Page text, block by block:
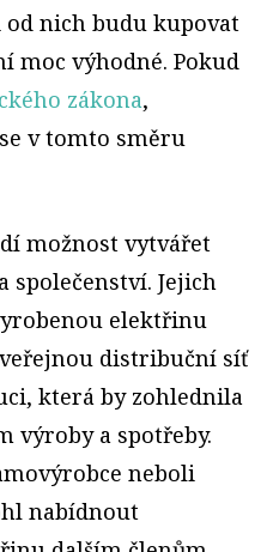
nich budu kupovat
moc výhodné. Pokud
zákona,
v tomto směru
možnost vytvářet
společenství. Jejich
elektřinu
distribuční síť
která by zohlednila
výroby a spotřeby.
neboli
nabídnout